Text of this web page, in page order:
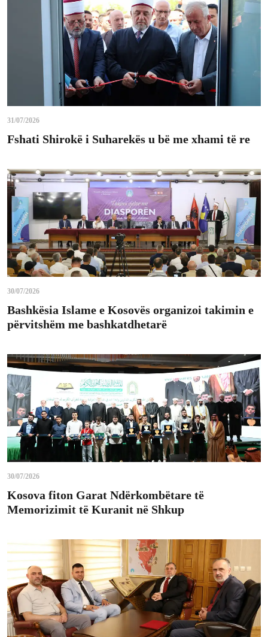
31/07/2026
Fshati Shirokë i Suharekës u bë me xhami të re
30/07/2026
Bashkësia Islame e Kosovës organizoi takimin e
përvitshëm me bashkatdhetarë
30/07/2026
Kosova fiton Garat Ndërkombëtare të
Memorizimit të Kuranit në Shkup